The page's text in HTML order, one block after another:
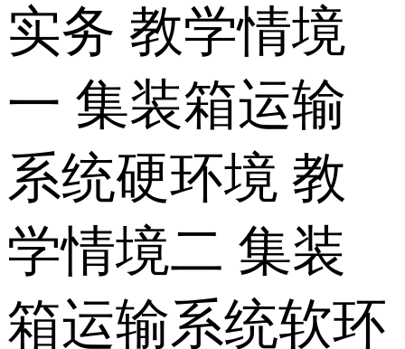
实务 教学情境
一 集装箱运输
系统硬环境 教
学情境二 集装
箱运输系统软环